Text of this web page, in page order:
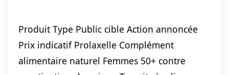
Produit Type Public cible Action annoncée
Prix indicatif Prolaxelle Complément
alimentaire naturel Femmes 50+ contre